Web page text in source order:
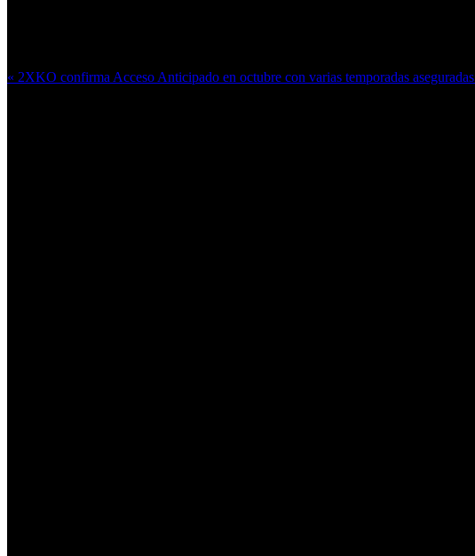
« 2XKO confirma Acceso Anticipado en octubre con varias temporadas aseguradas